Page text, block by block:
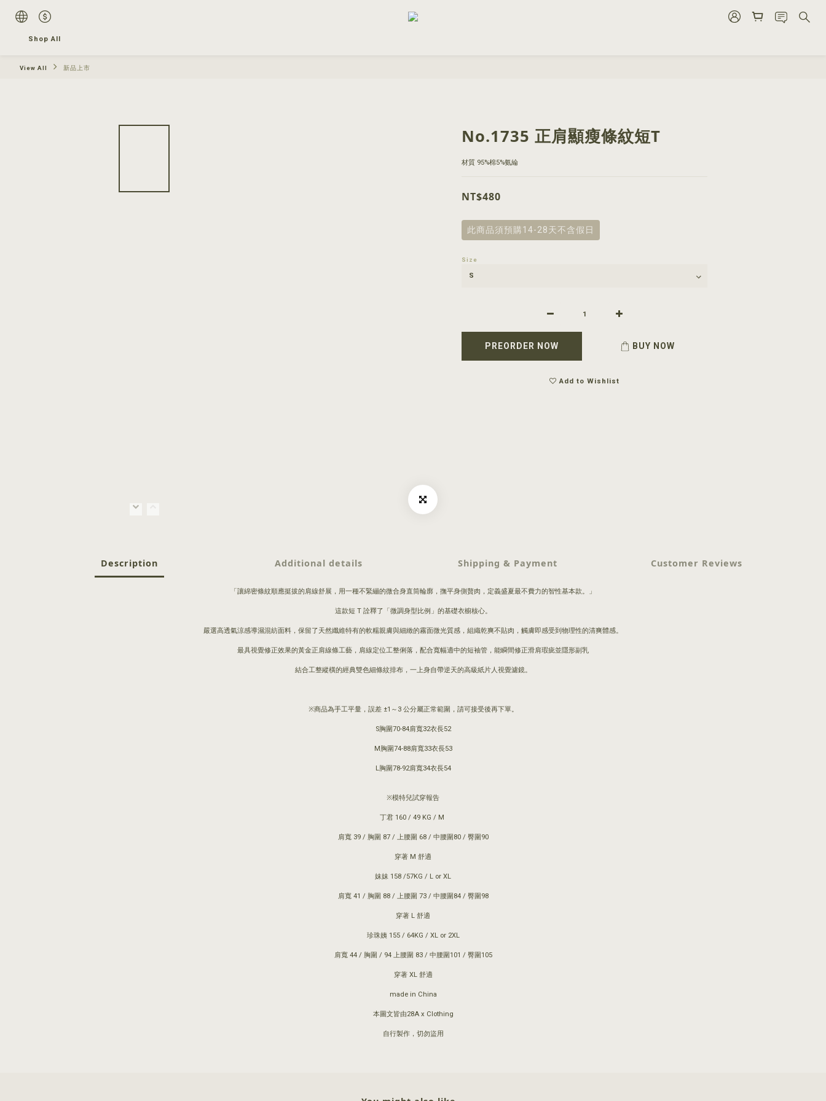
Shop All
View All 新品上市
No.1735 正肩顯瘦條紋短T
材質 95%棉5%氨綸
NT$480
此商品須預購14-28天不含假日
Size
PREORDER NOW BUY NOW
Add to Wishlist
Description Additional details Shipping & Payment Customer Reviews
「讓綿密條紋順應挺拔的肩線舒展，用一種不緊繃的微合身直筒輪廓，撫平身側贅肉，定義盛夏最不費力的智性基本款。」
這款短 T 詮釋了「微調身型比例」的基礎衣櫥核心。
嚴選高透氣涼感導濕混紡面料，保留了天然纖維特有的軟糯親膚與細緻的霧面微光質感，組織乾爽不貼肉，觸膚即感受到物理性的清爽體感。
最具視覺修正效果的黃金正肩線條工藝，肩線定位工整俐落，配合寬幅適中的短袖管，能瞬間修正滑肩瑕疵並隱形副乳
結合工整縱橫的經典雙色細條紋排布，一上身自帶逆天的高級紙片人視覺濾鏡。
※商品為手工平量，誤差 ±1～3 公分屬正常範圍，請可接受後再下單。
S胸圍70-84肩寬32衣長52
M胸圍74-88肩寬33衣長53
L胸圍78-92肩寬34衣長54
※模特兒試穿報告
丁君 160 / 49 KG / M
肩寬 39 / 胸圍 87 / 上腰圍 68 / 中腰圍80 / 臀圍90
穿著 M 舒適
妹妹 158 /57KG / L or XL
肩寬 41 / 胸圍 88 / 上腰圍 73 / 中腰圍84 / 臀圍98
穿著 L 舒適
珍珠姨 155 / 64KG / XL or 2XL
肩寬 44 / 胸圍 / 94 上腰圍 83 / 中腰圍101 / 臀圍105
穿著 XL 舒適
made in China
本圖文皆由28A x Clothing
自行製作，切勿盜用